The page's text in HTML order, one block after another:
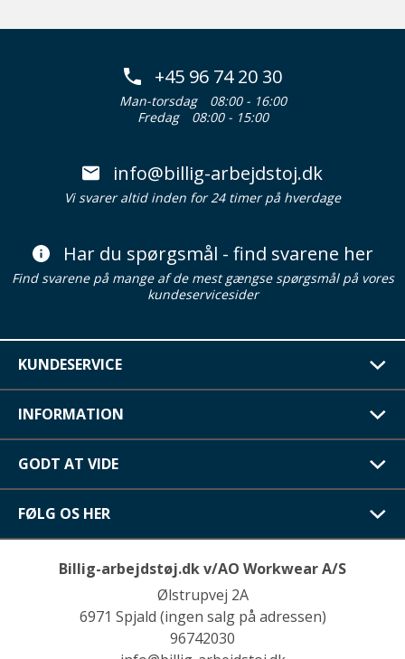
+45 96 74 20 30
Man-torsdag
08:00 - 16:00
Fredag
08:00 - 15:00
info@billig-arbejdstoj.dk
Vi svarer altid inden for 24 timer på hverdage
Har du spørgsmål - find svarene her
Find svarene på mange af de mest gængse spørgsmål på vores
kundeservicesider
KUNDESERVICE
INFORMATION
GODT AT VIDE
FØLG OS HER
Billig-arbejdstøj.dk v/AO Workwear A/S
Ølstrupvej 2A
6971 Spjald (ingen salg på adressen)
96742030